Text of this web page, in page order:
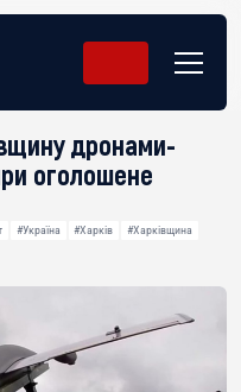
дронами-
оголошене
#Україна #Харків #Харківщина